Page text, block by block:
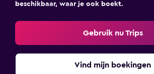
beschikbaar, waar je ook boekt.
Gebruik nu Trips
Vind mijn boekingen